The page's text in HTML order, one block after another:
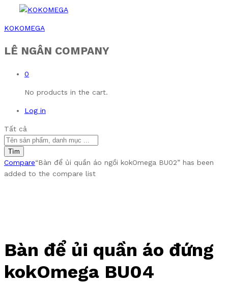
KOKOMEGA
LÊ NGÂN COMPANY
0
No products in the cart.
Log in
Tất cả
Tìm
Compare“Bàn để ủi quần áo ngồi kokOmega BU02” has been
added to the compare list
Bàn để ủi quần áo đứng
kokOmega BU04